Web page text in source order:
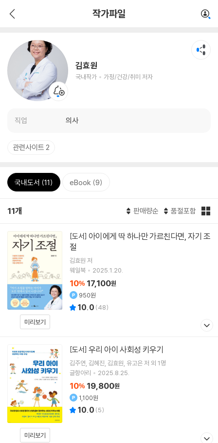
작가파일
김효원
국내작가 가정/건강/취미 저자
직업 의사
관련사이트 2
국내도서 (11) eBook (9)
11개 판매량순 품절포함
미리보기
[도서]
절
김효원 저
웨일북
2025.1.20.
10% 17,100원
950원
10.0 (48)
미리보기
[도서] 우리 아이 사회성 키우기
김주연 김혜진 김효원 유고은저 외 1명
글항아리
2025.8.25.
10% 19,800원
1,100원
10.0 (5)